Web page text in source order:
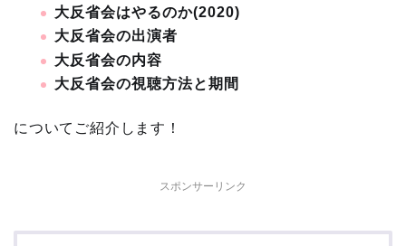
大反省会はやるのか(2020)
大反省会の出演者
大反省会の内容
大反省会の視聴方法と期間
についてご紹介します！
スポンサーリンク